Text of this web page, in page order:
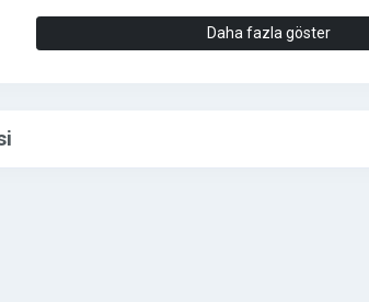
ürün ismi veya Anahtar kelime üzerinden
sağlanır
backlink desteği alınır
Daha fazla göster